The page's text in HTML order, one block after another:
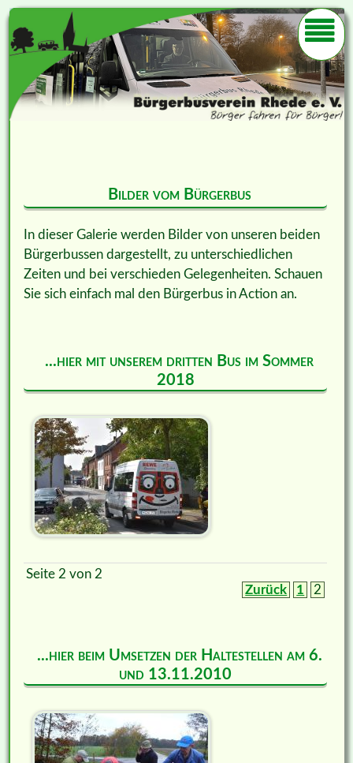
Bilder vom Bürgerbus
In dieser Galerie werden Bilder von unseren beiden
Bürgerbussen dargestellt, zu unterschiedlichen
Zeiten und bei verschieden Gelegenheiten. Schauen
Sie sich einfach mal den Bürgerbus in Action an.
...hier mit unserem dritten Bus im Sommer
2018
Seite 2 von 2
Zurück
1 2
...hier beim Umsetzen der Haltestellen am 6.
und 13.11.2010